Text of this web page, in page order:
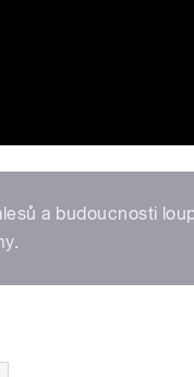
a budoucnosti